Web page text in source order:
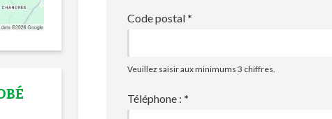
Code postal *
Veuillez saisir aux minimums 3 chiffres.
Téléphone : *